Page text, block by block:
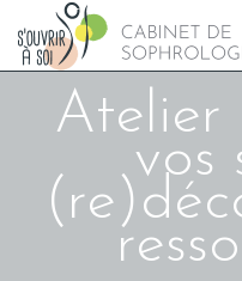
Atelier
vos